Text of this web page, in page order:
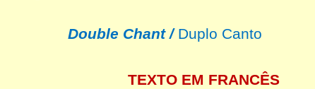
Double Chant / Duplo Canto
TEXTO EM FRANCÊS